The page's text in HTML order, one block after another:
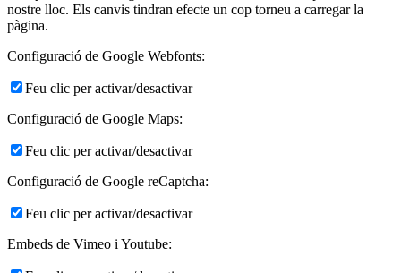
nostre lloc. Els canvis tindran efecte un cop torneu a carregar la
pàgina.
Configuració de Google Webfonts:
Feu clic per activar/desactivar
Configuració de Google Maps:
Feu clic per activar/desactivar
Configuració de Google reCaptcha:
Feu clic per activar/desactivar
Embeds de Vimeo i Youtube: